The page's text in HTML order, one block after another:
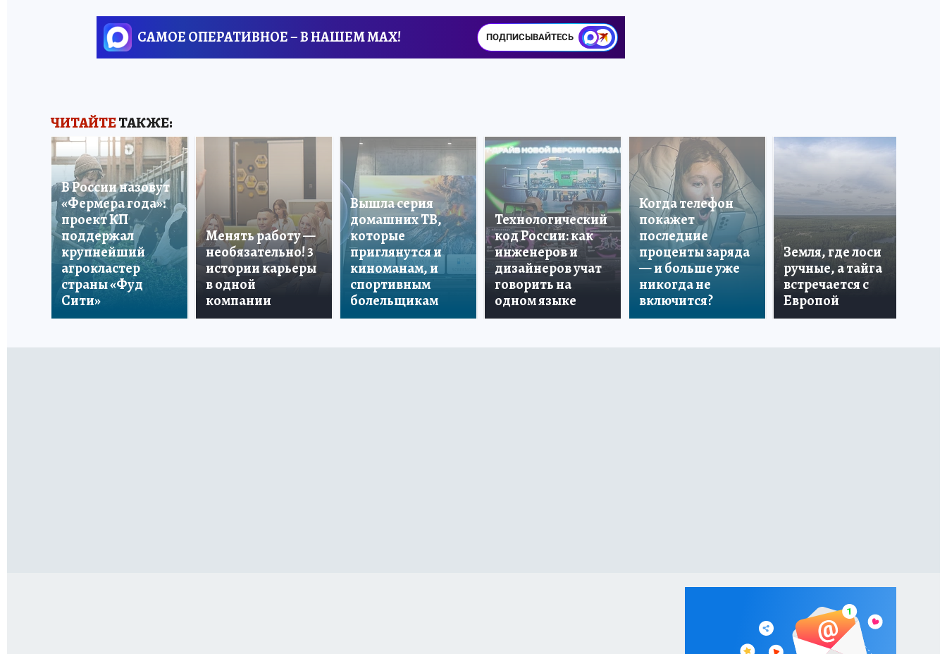
САМОЕ ОПЕРАТИВНОЕ – В НАШЕМ MAX! ПОДПИСЫВАЙТЕСЬ
ЧИТАЙТЕТАКЖЕ:
В России назовут
«Фермера года»:
проект КП
поддержал
крупнейший
агрокластер
страны «Фуд
Сити»
Менять работу —
необязательно! 3
истории карьеры
в одной
компании
Вышла серия
домашних ТВ,
которые
приглянутся и
киноманам, и
спортивным
болельщикам
Технологический
код России: как
инженеров и
дизайнеров учат
говорить на
одном языке
Когда телефон
покажет
последние
проценты заряда
— и больше уже
никогда не
включится?
Земля, где лоси
ручные, а тайга
встречается с
Европой